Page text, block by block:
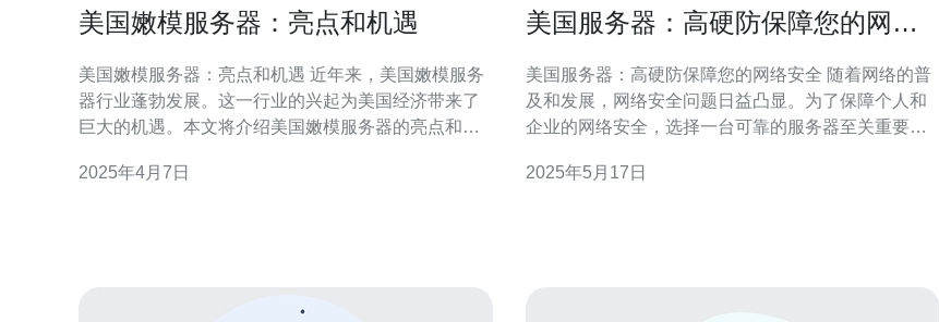
美国嫩模服务器：亮点和机遇
美国嫩模服务器：亮点和机遇 近年来，美国嫩模服务
器行业蓬勃发展。这一行业的兴起为美国经济带来了
巨大的机遇。本文将介绍美国嫩模服务器的亮点和机
器是一种专门为嫩模行业设计的服务器，具有以下亮
2025年4月7日
美国服务器：高硬防保障您的网络
美国服务器：高硬防保障您的网络安全 随着网络的普
及和发展，网络安全问题日益凸显。为了保障个人和
企业的网络安全，选择一台可靠的服务器至关重要。
们来详细了解一下。 美国服务器采用先进的硬件设备
2025年5月17日